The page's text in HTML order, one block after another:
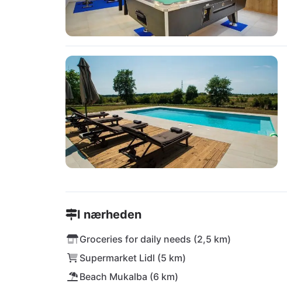
I nærheden
Groceries for daily needs (2,5 km)
Supermarket Lidl (5 km)
Beach Mukalba (6 km)